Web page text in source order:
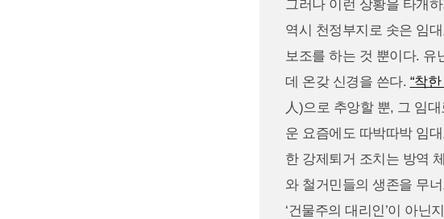
그러나 이런 상황을 타개
역시 천정부지로 솟은 임
보조를 하는 것 뿐이다. 유
데 온갖 신경을 쓴다. “착
人)으로 추앙할 뿐, 그 임
운 요즘에도 따박따박 임
한 강제퇴거 조치는 방역
와 철거민들의 생존을 무
‘건물주의 대리인’이 아닌